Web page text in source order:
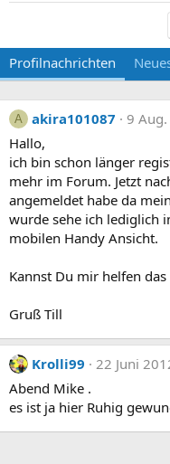
Profilnachrichten
A akira101087
9
Hallo,
ich bin schon länger
mehr im Forum. Jetzt
angemeldet habe da
wurde sehe ich lediglich
mobilen Handy Ansicht.
Kannst Du mir helfen
Gruß Till
Krolli99
22 Juni
Abend Mike .
es ist ja hier Ruhig